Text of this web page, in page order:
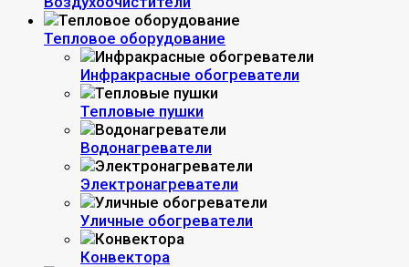
Тепловое оборудование
Инфракрасные обогреватели
Тепловые пушки
Водонагреватели
Электронагреватели
Уличные обогреватели
Конвектора